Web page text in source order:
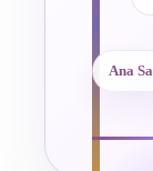
Ana